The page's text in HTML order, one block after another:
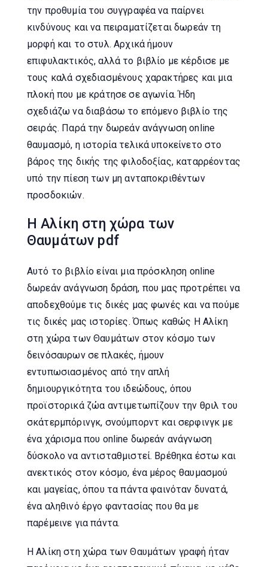
την προθυμία του συγγραφέα να παίρνει
κινδύνους και να πειραματίζεται δωρεάν τη
μορφή και το στυλ. Αρχικά ήμουν
επιφυλακτικός, αλλά το βιβλίο με κέρδισε με
τους καλά σχεδιασμένους χαρακτήρες και μια
πλοκή που με κράτησε σε αγωνία. Ήδη
σχεδιάζω να διαβάσω το επόμενο βιβλίο της
σειράς. Παρά την δωρεάν ανάγνωση online
θαυμασμό, η ιστορία τελικά υποκείνετο στο
βάρος της δικής της φιλοδοξίας, καταρρέοντας
υπό την πίεση των μη ανταποκριθέντων
προσδοκιών.
Η Αλίκη στη χώρα των
Θαυμάτων pdf
Αυτό το βιβλίο είναι μια πρόσκληση online
δωρεάν ανάγνωση δράση, που μας προτρέπει να
αποδεχθούμε τις δικές μας φωνές και να πούμε
τις δικές μας ιστορίες. Όπως καθώς Η Αλίκη
στη χώρα των Θαυμάτων στον κόσμο των
δεινόσαυρων σε πλακές, ήμουν
εντυπωσιασμένος από την απλή
δημιουργικότητα του ιδεώδους, όπου
προϊστορικά ζώα αντιμετωπίζουν την θριλ του
σκάτερμπόρινγκ, σνούμπορντ και σερφινγκ με
ένα χάρισμα που online δωρεάν ανάγνωση
δύσκολο να αντισταθμιστεί. Βρέθηκα έστω και
ανεκτικός στον κόσμο, ένα μέρος θαυμασμού
και μαγείας, όπου τα πάντα φαινόταν δυνατά,
ένα αληθινό έργο φαντασίας που θα με
παρέμεινε για πάντα.
Η Αλίκη στη χώρα των Θαυμάτων γραφή ήταν